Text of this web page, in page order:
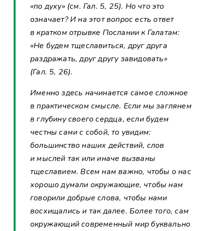
«по духу» (см. Гал. 5, 25). Но что это
означает? И на этот вопрос есть ответ
в кратком отрывке Послании к Галатам:
«Не будем тщеславиться, друг друга
раздражать, друг другу завидовать»
(Гал. 5, 26).
Именно здесь начинается самое сложное
в практическом смысле. Если мы заглянем
в глубину своего сердца, если будем
честны сами с собой, то увидим:
большинство наших действий, слов
и мыслей так или иначе вызваны
тщеславием. Всем нам важно, чтобы о нас
хорошо думали окружающие, чтобы нам
говорили добрые слова, чтобы нами
восхищались и так далее. Более того, сам
окружающий современный мир буквально